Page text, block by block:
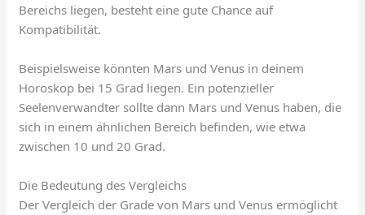
Bereichs liegen, besteht eine gute Chance auf
Kompatibilität.
Beispielsweise könnten Mars und Venus in deinem
Horoskop bei 15 Grad liegen. Ein potenzieller
Seelenverwandter sollte dann Mars und Venus haben, die
sich in einem ähnlichen Bereich befinden, wie etwa
zwischen 10 und 20 Grad.
Die Bedeutung des Vergleichs
Der Vergleich der Grade von Mars und Venus ermöglicht